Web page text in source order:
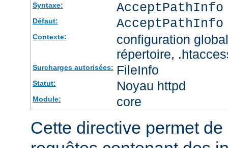
Syntaxe:
Défaut:
Contexte:
configuration
répertoire,
Surcharges autorisées: FileInfo
Statut: Noyau httpd
Module: core
Cette directive permet